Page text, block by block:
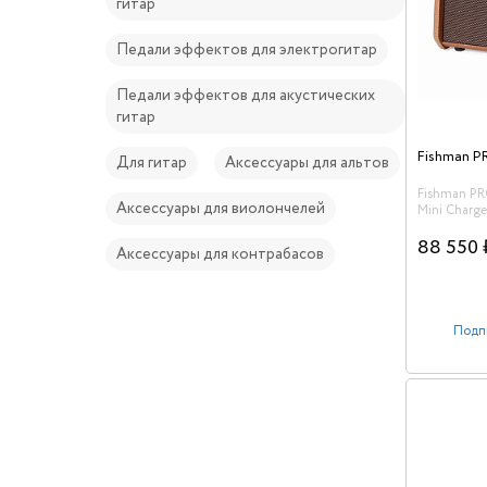
Педали эффектов для электрогитар
Педали эффектов для акустических
гитар
Для гитар Аксессуары для альтов
Аксессуары для виолончелей
Аксессуары для контрабасов
Fishman
Mini
88 550